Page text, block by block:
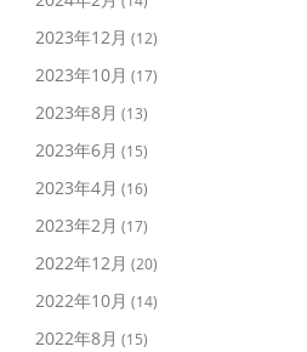
2023年12月 (12)
2023年10月 (17)
2023年8月 (13)
2023年6月 (15)
2023年4月 (16)
2023年2月 (17)
2022年12月 (20)
2022年10月 (14)
2022年8月 (15)